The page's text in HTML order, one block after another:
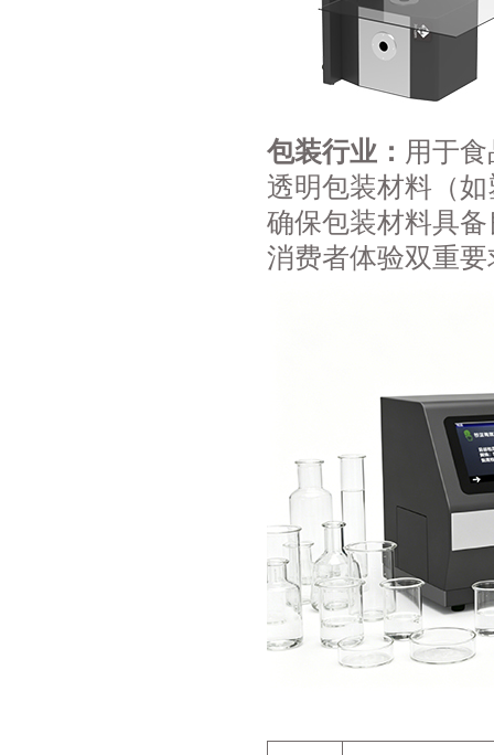
包装行业： 用于
透明包装材料（
确保包装材料具
消费者体验双重要